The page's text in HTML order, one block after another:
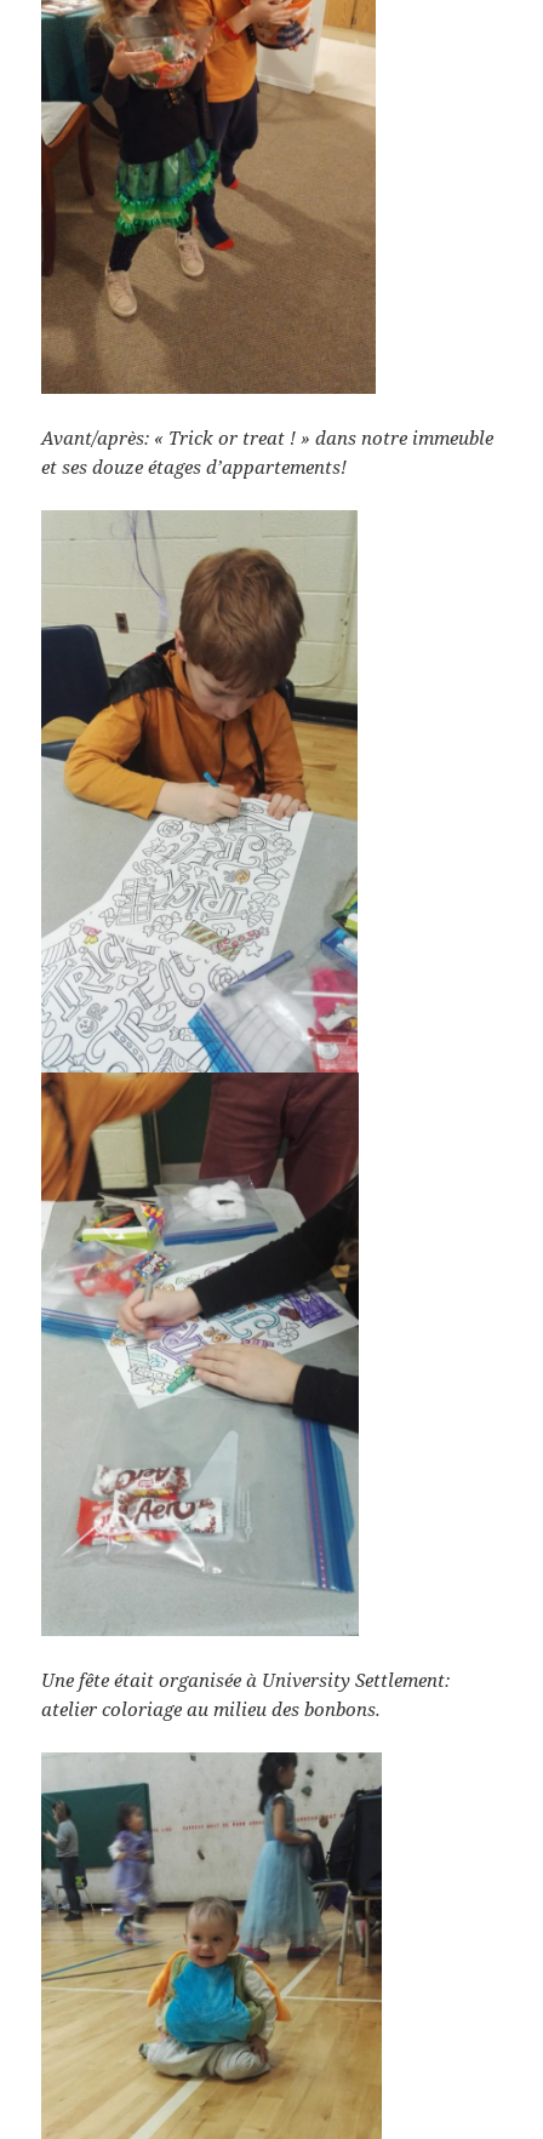
Avant/après: « Trick or treat ! » dans notre immeuble
et ses douze étages d’appartements!
Une fête était organisée à University Settlement:
atelier coloriage au milieu des bonbons.